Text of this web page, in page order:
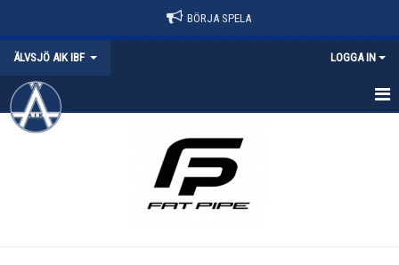
BÖRJA SPELA
ÄLVSJÖ AIK IBF LOGGA IN
HEM